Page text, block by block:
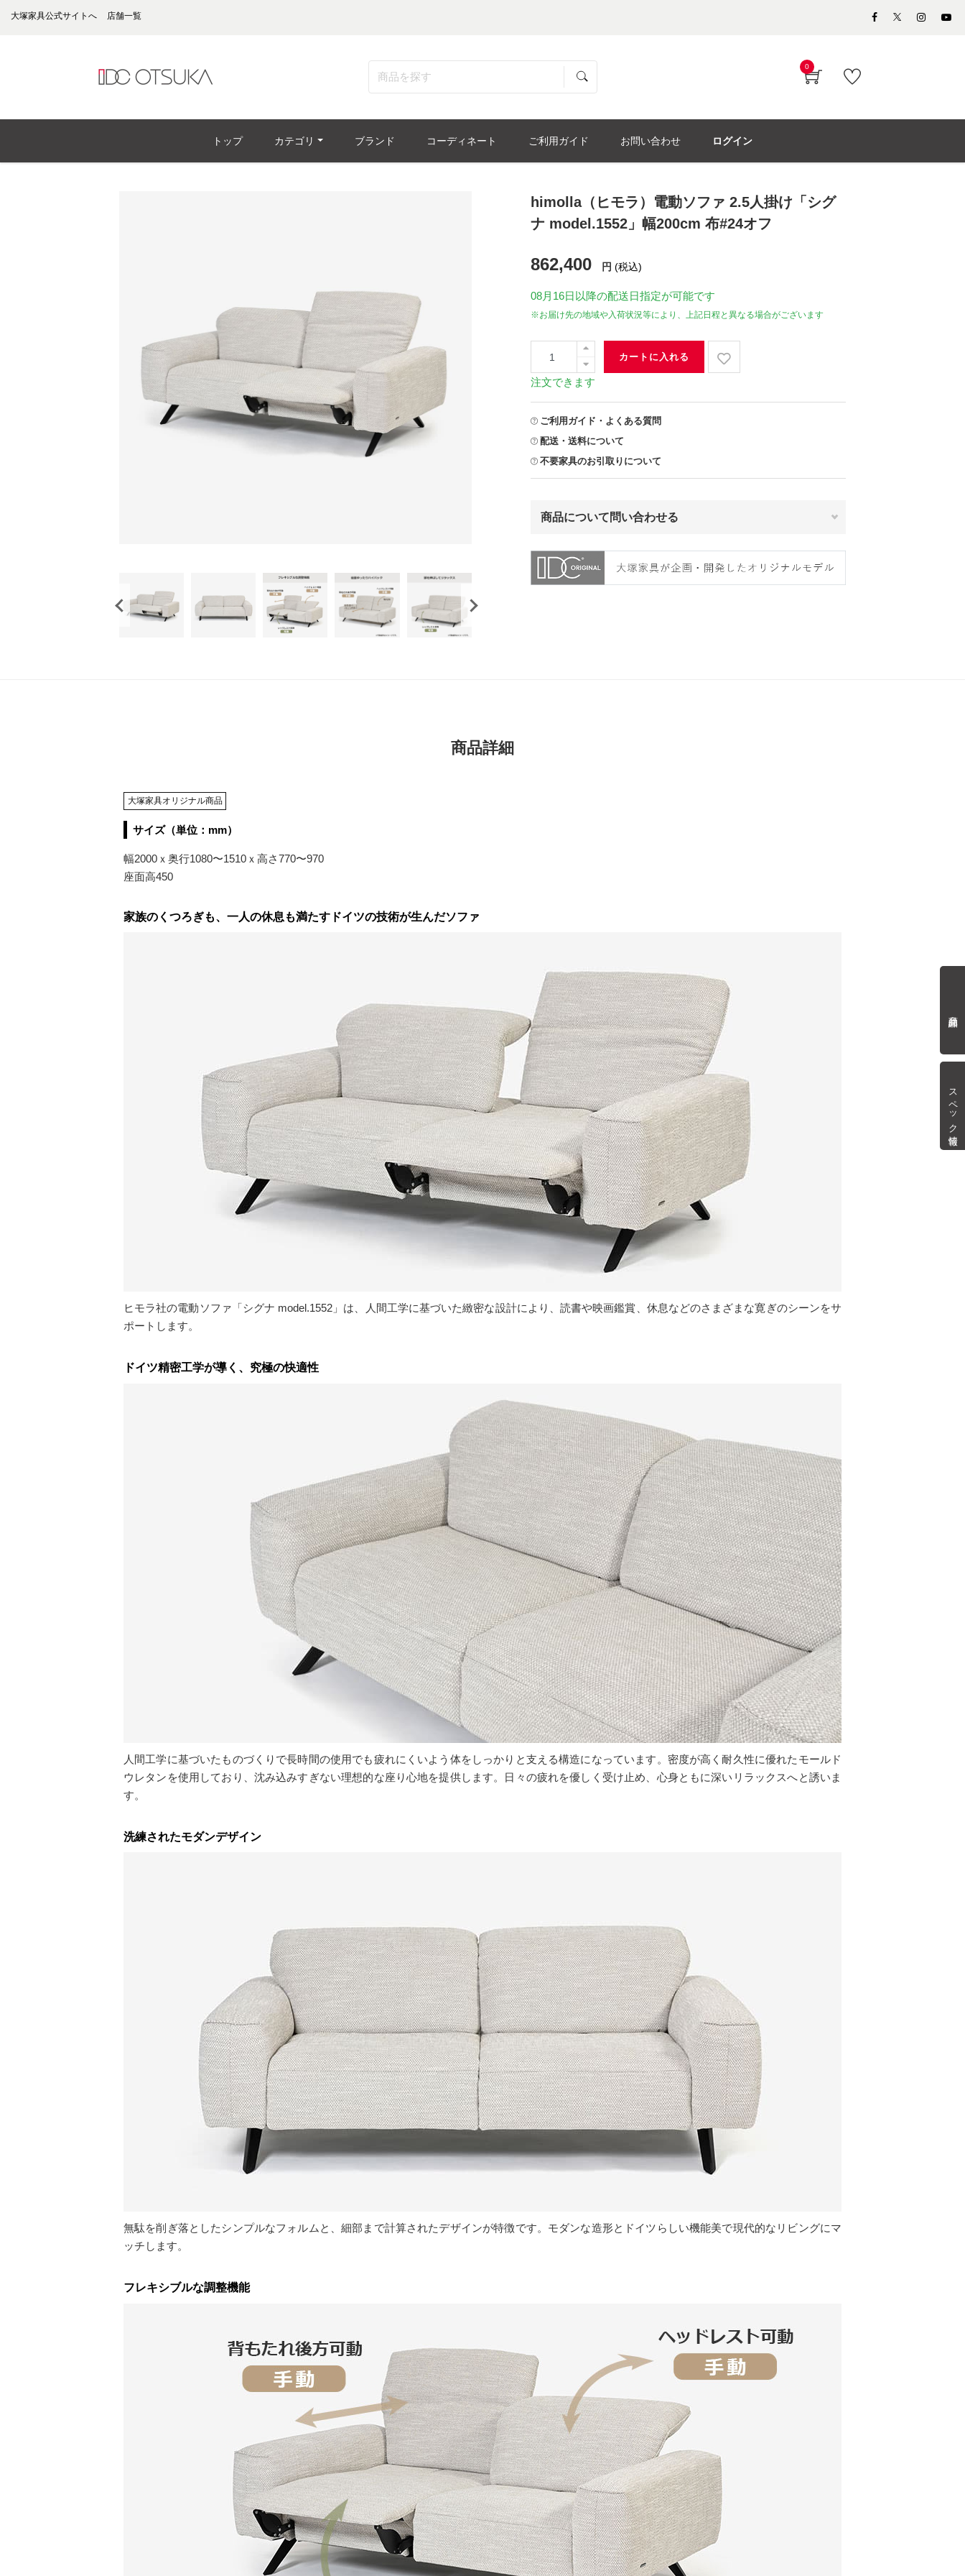
スペック情報
大塚家具公式サイトへ 店舗一覧
0
トップ カテゴリ ブランド コーディネート ご利用ガイド お問い合わせ ログイン
himolla（ヒモラ）電動ソファ 2.5人掛け「シグ
ナ model.1552」幅200cm 布#24オフ
862,400 円 (税込)
08月16日 以降の配送日指定が可能です
※お届け先の地域や入荷状況等により、上記日程と異なる場合がございます
カートに入れる
注文できます
ご利用ガイド・よくある質問
配送・送料について
不要家具のお引取りについて
商品について問い合わせる
商品詳細
大塚家具オリジナル商品
サイズ（単位：mm）
幅2000ｘ奥行1080〜1510ｘ高さ770〜970
座面高450
家族のくつろぎも、一人の休息も満たすドイツの技術が生んだソファ
ヒモラ社の電動ソファ「シグナ model.1552」は、人間工学に基づいた緻密な設計により、読書や映画鑑賞、休息などのさまざまな寛ぎのシーンをサ
ポートします。
ドイツ精密工学が導く、究極の快適性
人間工学に基づいたものづくりで長時間の使用でも疲れにくいよう体をしっかりと支える構造になっています。密度が高く耐久性に優れたモールド
ウレタンを使用しており、沈み込みすぎない理想的な座り心地を提供します。日々の疲れを優しく受け止め、心身ともに深いリラックスへと誘いま
す。
洗練されたモダンデザイン
無駄を削ぎ落としたシンプルなフォルムと、細部まで計算されたデザインが特徴です。モダンな造形とドイツらしい機能美で現代的なリビングにマ
ッチします。
フレキシブルな調整機能